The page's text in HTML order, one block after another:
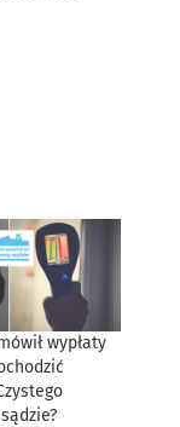
wypłaty